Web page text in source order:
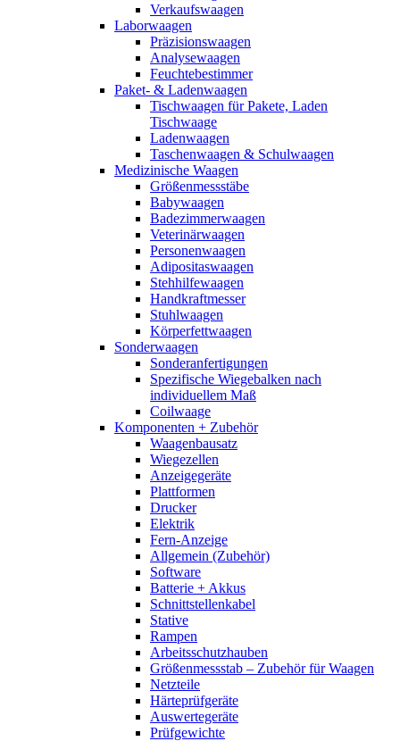
Verkaufswaagen
Laborwaagen
Präzisionswaagen
Analysewaagen
Feuchtebestimmer
Paket- & Ladenwaagen
Tischwaagen für Pakete, Laden
Tischwaage
Ladenwaagen
Taschenwaagen & Schulwaagen
Medizinische Waagen
Größenmessstäbe
Babywaagen
Badezimmerwaagen
Veterinärwaagen
Personenwaagen
Adipositaswaagen
Stehhilfewaagen
Handkraftmesser
Stuhlwaagen
Körperfettwaagen
Sonderwaagen
Sonderanfertigungen
Spezifische Wiegebalken nach
individuellem Maß
Coilwaage
Komponenten + Zubehör
Waagenbausatz
Wiegezellen
Anzeigegeräte
Plattformen
Drucker
Elektrik
Fern-Anzeige
Allgemein (Zubehör)
Software
Batterie + Akkus
Schnittstellenkabel
Stative
Rampen
Arbeitsschutzhauben
Größenmessstab – Zubehör für Waagen
Netzteile
Härteprüfgeräte
Auswertegeräte
Prüfgewichte